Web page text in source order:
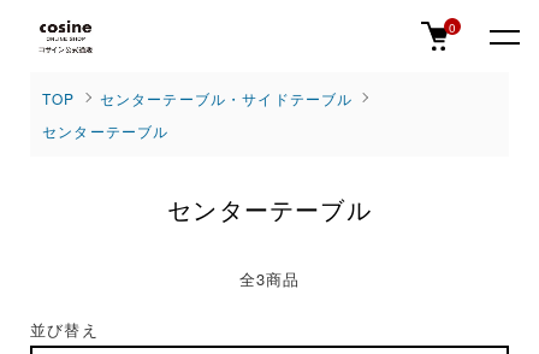
0
TOP
センターテーブル・サイドテーブル
センターテーブル
センターテーブル
全3商品
並び替え